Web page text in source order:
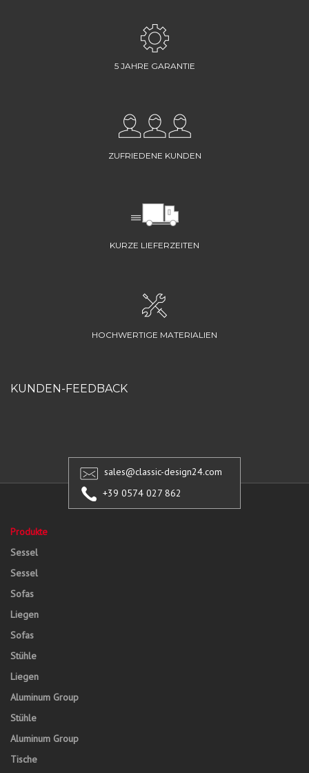
5 JAHRE GARANTIE
ZUFRIEDENE KUNDEN
KURZE LIEFERZEITEN
HOCHWERTIGE MATERIALIEN
KUNDEN-FEEDBACK
sales@classic-design24.com
+39 0574 027 862
Produkte
Sessel
Sessel
Sofas
Liegen
Sofas
Stühle
Liegen
Aluminum Group
Stühle
Aluminum Group
Tische